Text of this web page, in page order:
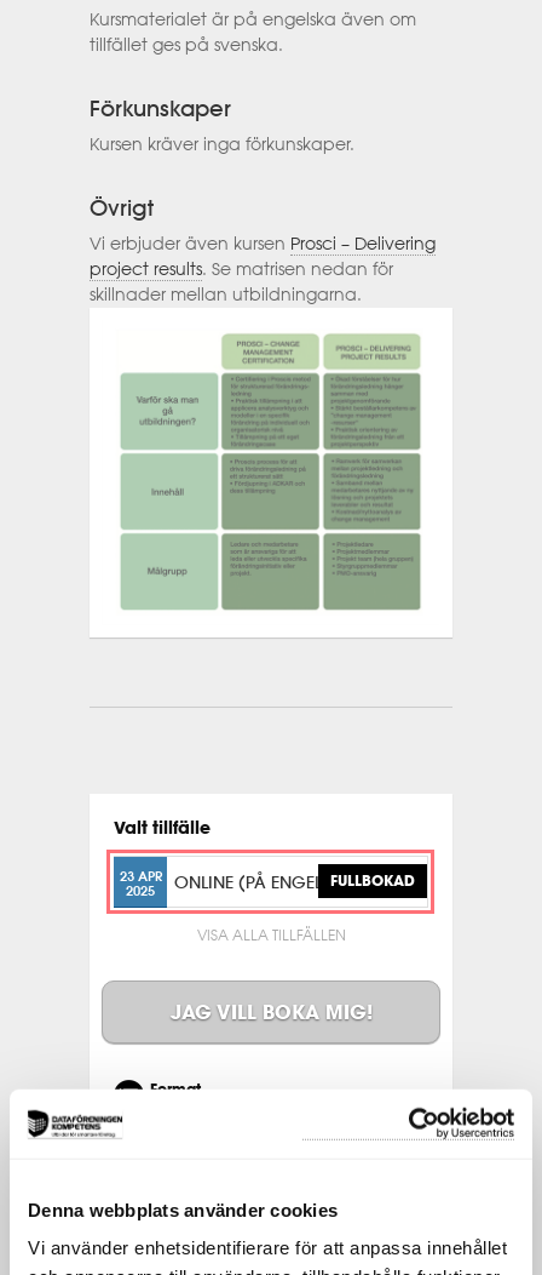
Denna webbplats använder cookies
Vi använder enhetsidentifierare för att anpassa innehållet
Kursmaterialet är på engelska även om
tillfället ges på svenska.
Förkunskaper
Kursen kräver inga förkunskaper.
Övrigt
Vi erbjuder även kursen Prosci – Delivering
project results. Se matrisen nedan för
skillnader mellan utbildningarna.
Valt tillfälle
23 APR
2025
ONLINE (PÅ ENGELSKA)FULLBOKAD
VISA ALLA TILLFÄLLEN
JAG VILL BOKA MIG!
Format
Plats
Online
Pris